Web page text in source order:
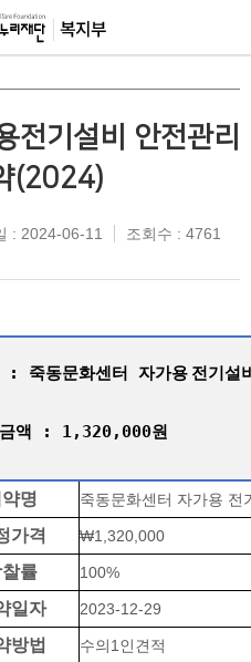
전기설비 안전관리
(2024)
: 2024-06-11 조회수 : 4761
죽동문화센터 자가용 전기설
액 : 1,320,000원
명 죽동문화센터 자가용 전
가격 ₩1,320,000
찰률 100%
일자 2023-12-29
방법 수의1인견적